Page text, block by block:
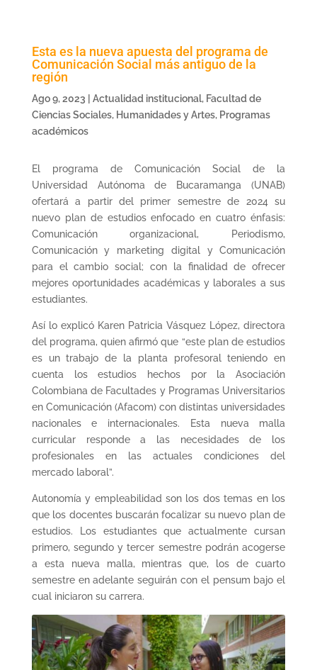
Esta es la nueva apuesta del programa de
Comunicación Social más antiguo de la
región
Ago 9, 2023 Actualidad institucional, Facultad de
Ciencias Sociales, Humanidades y Artes, Programas
académicos
El programa de Comunicación Social de la
Universidad Autónoma de Bucaramanga (UNAB)
ofertará a partir del primer semestre de 2024 su
nuevo plan de estudios enfocado en cuatro énfasis:
Comunicación organizacional, Periodismo,
Comunicación y marketing digital y Comunicación
para el cambio social; con la finalidad de ofrecer
mejores oportunidades académicas y laborales a sus
estudiantes.
Así lo explicó Karen Patricia Vásquez López, directora
del programa, quien afirmó que “este plan de estudios
es un trabajo de la planta profesoral teniendo en
cuenta los estudios hechos por la Asociación
Colombiana de Facultades y Programas Universitarios
en Comunicación (Afacom) con distintas universidades
nacionales e internacionales. Esta nueva malla
curricular responde a las necesidades de los
profesionales en las actuales condiciones del
mercado laboral”.
Autonomía y empleabilidad son los dos temas en los
que los docentes buscarán focalizar su nuevo plan de
estudios. Los estudiantes que actualmente cursan
primero, segundo y tercer semestre podrán acogerse
a esta nueva malla, mientras que, los de cuarto
semestre en adelante seguirán con el pensum bajo el
cual iniciaron su carrera.